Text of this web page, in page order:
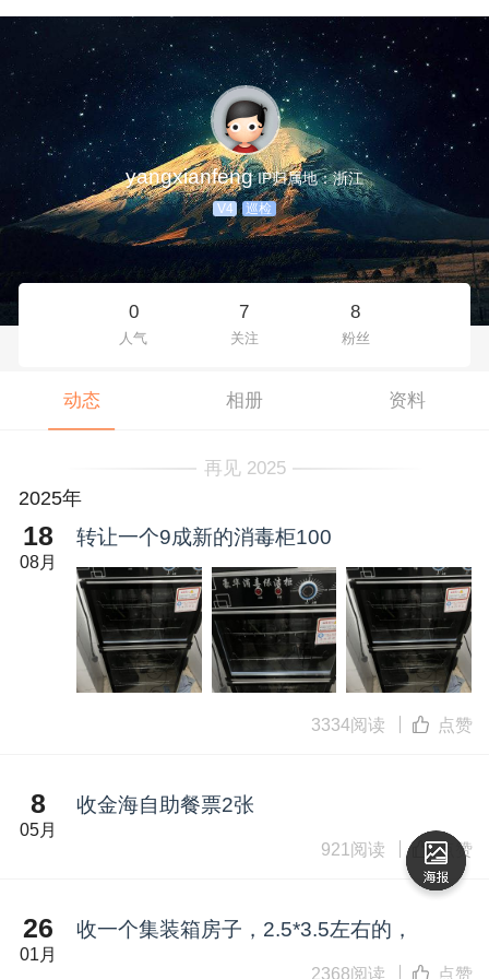
yangxianfeng IP归属地：浙江
V4 巡检
0
人气
7
关注
8
粉丝
动态 相册 资料
再见 2025
2025年
18
08月
转让一个9成新的消毒柜100
3334阅读 点赞
8
05月
收金海自助餐票2张
921阅读 点赞
26
01月
收一个集装箱房子，2.5*3.5左右的，
2368阅读 点赞